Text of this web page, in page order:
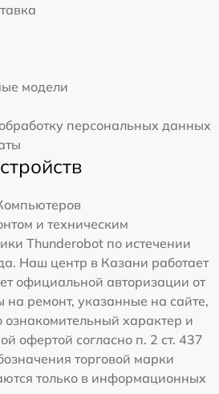
модели
персональных данных
и техническим
Thunderobot по истечении
Наш центр в Казани работает
официальной авторизации от
на ремонт, указанные на сайте,
ознакомительный характер и
офертой согласно п. 2 ст. 437
торговой марки
только в информационных